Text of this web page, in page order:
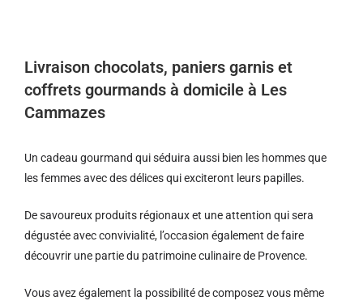
Livraison chocolats, paniers garnis et
coffrets gourmands à domicile à Les
Cammazes
Un cadeau gourmand qui séduira aussi bien les hommes que
les femmes avec des délices qui exciteront leurs papilles.
De savoureux produits régionaux et une attention qui sera
dégustée avec convivialité, l’occasion également de faire
découvrir une partie du patrimoine culinaire de Provence.
Vous avez également la possibilité de composez vous même